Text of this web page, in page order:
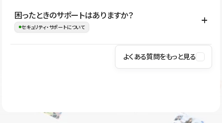
ながらレイアウトに影響を与えずに更新作業を進めやすくなりま
す。
Studioでは、公開サイトやサービスを安全に利用できるよう、通信
の暗号化、データ保護、アクセス管理、脆弱性対策など、複数の観
はSSL/TLSによる通信暗号化に対応しており、悪質なスクリプトの
困ったときのサポートはありますか？
セキュリティ・サポートについて
操作方法や機能については、ヘルプセンターでご確認いただけま
ユーザー同士で質問・相談できるコミュニティもご利用ください。
よくある質問をもっと見る